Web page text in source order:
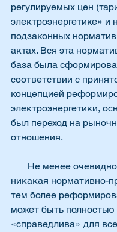
регулируемых цен
электроэнергетике» и
подзаконных
актах. Вся эта
база была
соответствии с
концепцией
электроэнергетики,
был переход на
отношения.
никакая нормативно-
тем более
может быть полностью
«справедлива» для